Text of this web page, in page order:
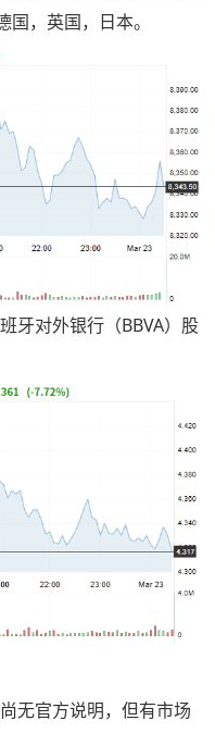
，英国，日本。
牙对外银行（BBVA）股
无官方说明，但有市场